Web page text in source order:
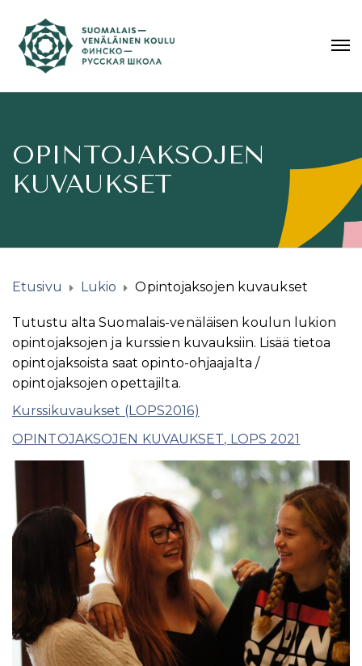
OPINTOJAKSOJEN
KUVAUKSET
Etusivu Lukio Opintojaksojen kuvaukset
Tutustu alta Suomalais-venäläisen koulun lukion
opintojaksojen ja kurssien kuvauksiin. Lisää tietoa
opintojaksoista saat opinto-ohjaajalta /
opintojaksojen opettajilta.
Kurssikuvaukset (LOPS2016)
OPINTOJAKSOJEN KUVAUKSET, LOPS 2021